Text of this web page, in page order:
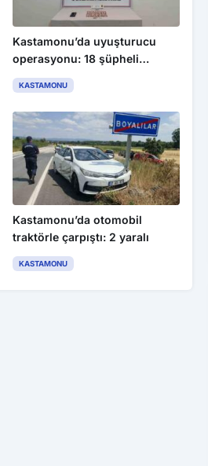
Kastamonu’da uyuşturucu
operasyonu: 18 şüpheli
gözaltına alındı, 1 kişi
tutuklandı
KASTAMONU
Kastamonu’da otomobil
traktörle çarpıştı: 2 yaralı
KASTAMONU